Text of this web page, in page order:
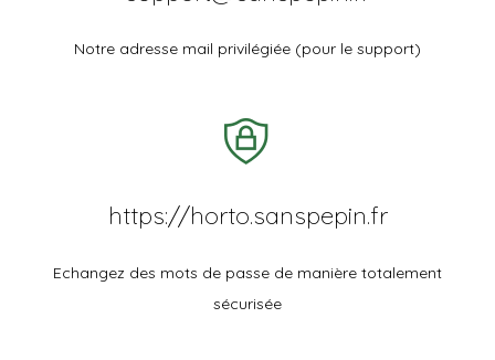
Notre adresse mail privilégiée (pour le support)
https://horto.sanspepin.fr
Echangez des mots de passe de manière totalement
sécurisée